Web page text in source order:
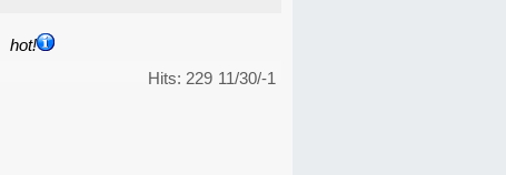
hot!
11/30/-1
Hits: 229